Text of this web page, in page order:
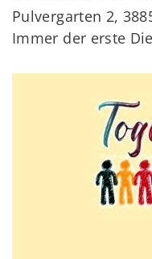
Pulvergarten 2,
Immer der erste